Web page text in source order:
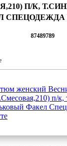
П/К,
СПЕЦОДЕЖДА
87489789